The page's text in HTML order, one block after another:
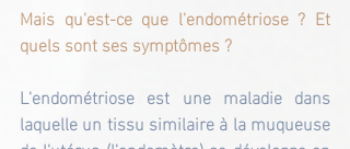
Mais qu'est-ce que l'endométriose ? Et
quels sont ses symptômes ?
L'endométriose est une maladie dans
laquelle un tissu similaire à la muqueuse